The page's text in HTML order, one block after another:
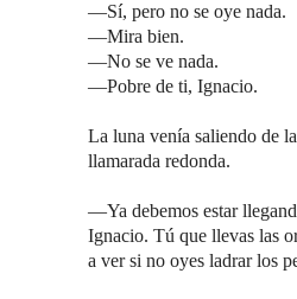
—Sí, pero no se oye nada.
—Mira bien.
—No se ve nada.
—Pobre de ti, Ignacio.
La luna venía saliendo de
llamarada redonda.
—Ya debemos estar
Ignacio. Tú que llevas las
a ver si no oyes ladrar los